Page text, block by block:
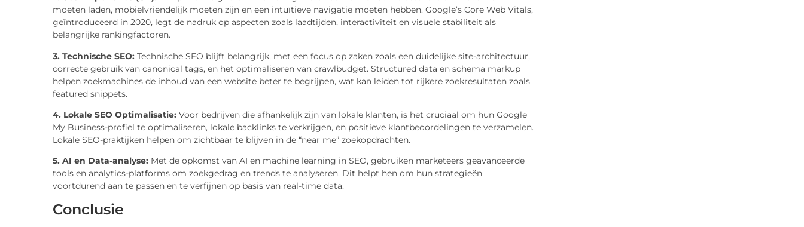
moeten laden, mobielvriendelijk moeten zijn en een intuïtieve navigatie moeten hebben. Google’s Core Web Vitals,
geïntroduceerd in 2020, legt de nadruk op aspecten zoals laadtijden, interactiviteit en visuele stabiliteit als
belangrijke rankingfactoren.
3. Technische SEO: Technische SEO blijft belangrijk, met een focus op zaken zoals een duidelijke site-architectuur,
correcte gebruik van canonical tags, en het optimaliseren van crawlbudget. Structured data en schema markup
helpen zoekmachines de inhoud van een website beter te begrijpen, wat kan leiden tot rijkere zoekresultaten zoals
featured snippets.
4. Lokale SEO Optimalisatie: Voor bedrijven die afhankelijk zijn van lokale klanten, is het cruciaal om hun Google
My Business-profiel te optimaliseren, lokale backlinks te verkrijgen, en positieve klantbeoordelingen te verzamelen.
Lokale SEO-praktijken helpen om zichtbaar te blijven in de “near me” zoekopdrachten.
5. AI en Data-analyse: Met de opkomst van AI en machine learning in SEO, gebruiken marketeers geavanceerde
tools en analytics-platforms om zoekgedrag en trends te analyseren. Dit helpt hen om hun strategieën
voortdurend aan te passen en te verfijnen op basis van real-time data.
Conclusie